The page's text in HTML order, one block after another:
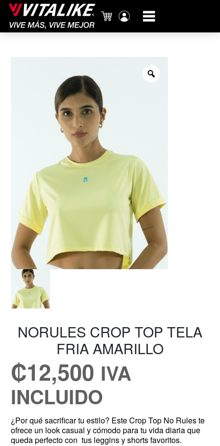
Carrito
cuenta
NORULES CROP TOP TELA
FRIA AMARILLO
₡12,500 IVA
INCLUIDO
¿Por qué sacrificar tu estilo? Este Crop Top No Rules te
ofrece un look casual y cómodo para tu vida diaria que
queda perfecto con tus leggins y shorts favoritos.